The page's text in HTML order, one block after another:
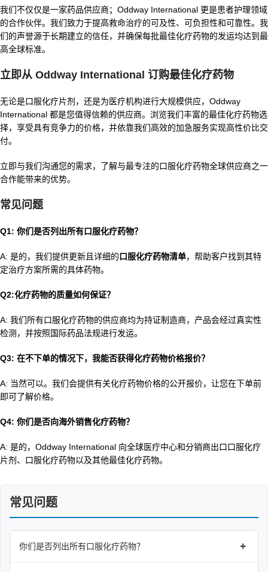
我们不仅仅是一家药品供应商；Oddway International 更是患者护理领域
的合作伙伴。我们致力于提高救命治疗的可及性、可负担性和可靠性。我
们的声誉源于长期建立的信任，并确保每批最佳化疗药物的发运均达到最
高全球标准。
立即从 Oddway International 订购最佳化疗药物
无论是口服化疗片剂，还是为医疗机构进行大规模供应，Oddway
International 都是您值得信赖的供应商。浏览我们丰富的最佳化疗药物选
择，享受具有竞争力的价格，并依靠我们高效的加急服务实现高性价比交
付。
立即与我们沟通您的需求，了解与最专注的口服化疗药物全球供应商之一
合作能带来的优势。
常见问题
Q1: 你们是否列出所有口服化疗药物？
A: 是的，我们提供更新且详细的口服化疗药物清单，帮助客户找到其特
定治疗方案所需的具体药物。
Q2:化疗药物的质量如何保证？
A: 我们所有口服化疗药物的供应商均为持证制造商，产品会经过真实性
检测，并按照国际药品法规进行发运。
Q3: 在不下单的情况下，我能否获得化疗药物价格报价？
A: 当然可以。我们会提供有关化疗药物价格的公开报价，让您在下单前
即可了解价格。
Q4: 你们是否向海外销售化疗药物？
A: 是的，Oddway International 向全球医疗中心和分销商出口口服化疗
片剂、口服化疗药物以及其他最佳化疗药物。
常见问题
你们是否列出所有口服化疗药物？ +